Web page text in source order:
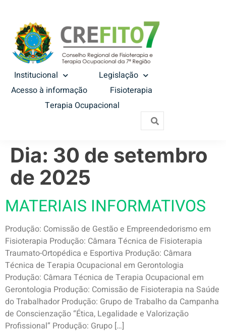
Institucional
Legislação
Acesso à informação
Fisioterapia
Terapia Ocupacional
Dia: 30 de setembro
de 2025
MATERIAIS INFORMATIVOS
Produção: Comissão de Gestão e Empreendedorismo em
Fisioterapia Produção: Câmara Técnica de Fisioterapia
Traumato-Ortopédica e Esportiva Produção: Câmara
Técnica de Terapia Ocupacional em Gerontologia
Produção: Câmara Técnica de Terapia Ocupacional em
Gerontologia Produção: Comissão de Fisioterapia na Saúde
do Trabalhador Produção: Grupo de Trabalho da Campanha
de Conscienzação “Ética, Legalidade e Valorização
Profissional” Produção: Grupo […]